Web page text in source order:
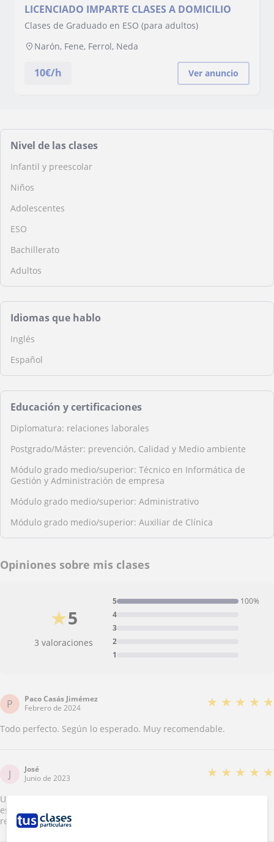
LICENCIADO IMPARTE CLASES A DOMICILIO
Clases de Graduado en ESO (para adultos)
Narón, Fene, Ferrol, Neda
10€/h Ver anuncio
Nivel de las clases
Infantil y preescolar
Niños
Adolescentes
ESO
Bachillerato
Adultos
Idiomas que hablo
Inglés
Español
Educación y certificaciones
Diplomatura: relaciones laborales
Postgrado/Máster: prevención, Calidad y Medio ambiente
Módulo grado medio/superior: Técnico en Informática de
Gestión y Administración de empresa
Módulo grado medio/superior: Administrativo
Módulo grado medio/superior: Auxiliar de Clínica
Opiniones sobre mis clases
5
★
3 valoraciones
1
2
3
4
5 100%
P
Paco Casás Jimémez
Febrero de 2024
★ ★ ★ ★ ★
Todo perfecto. Según lo esperado. Muy recomendable.
J
José
Junio de 2023
★ ★ ★ ★ ★
Un profesor maravilloso. Mi sobrino tenía problemas en los
estudios y le ayudó muchísimo a comprender las materias. Muy
recomendable.